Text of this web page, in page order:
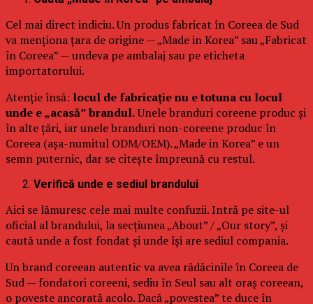
Cel mai direct indiciu. Un produs fabricat în Coreea de Sud
va menționa țara de origine — „Made in Korea” sau „Fabricat
în Coreea” — undeva pe ambalaj sau pe eticheta
importatorului.
Atenție însă: locul de fabricație nu e totuna cu locul
unde e „acasă” brandul.Unele branduri coreene produc și
în alte țări, iar unele branduri non-coreene produc în
Coreea (așa-numitul ODM/OEM). „Made in Korea” e un
semn puternic, dar se citește împreună cu restul.
Verifică unde e sediul brandului
Aici se lămuresc cele mai multe confuzii. Intră pe site-ul
oficial al brandului, la secțiunea „About” / „Our story”, și
caută unde a fost fondat și unde își are sediul compania.
Un brand coreean autentic va avea rădăcinile în Coreea de
Sud — fondatori coreeni, sediu în Seul sau alt oraș coreean,
o poveste ancorată acolo. Dacă „povestea” te duce în